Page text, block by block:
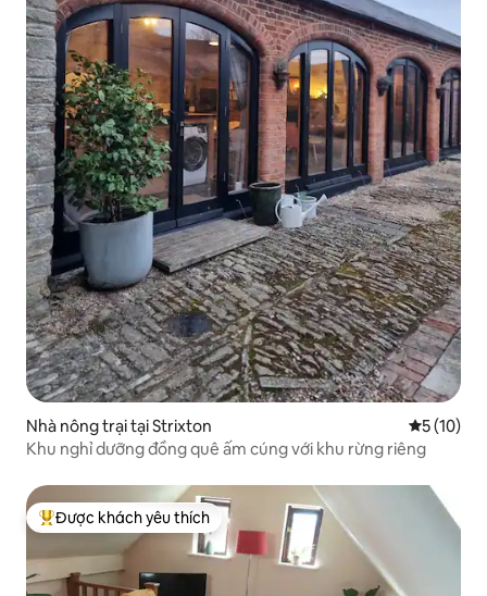
Nhà nông trại tại Strixton Xếp hạng
5 (10)
Khu nghỉ dưỡng đồng quê ấm cúng với khu rừng riêng
Được khách yêu thích nhất
Được khách yêu thích